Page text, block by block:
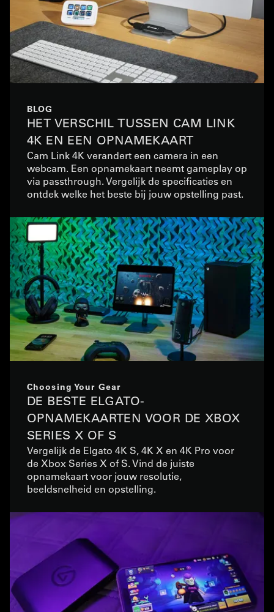
BLOG
HET VERSCHIL TUSSEN CAM LINK
4K EN EEN OPNAMEKAART
Cam Link 4K verandert een camera in een
webcam. Een opnamekaart neemt gameplay op
via passthrough. Vergelijk de specificaties en
ontdek welke het beste bij jouw opstelling past.
Choosing Your Gear
DE BESTE ELGATO-
OPNAMEKAARTEN VOOR DE XBOX
SERIES X OF S
Vergelijk de Elgato 4K S, 4K X en 4K Pro voor
de Xbox Series X of S. Vind de juiste
opnamekaart voor jouw resolutie,
beeldsnelheid en opstelling.